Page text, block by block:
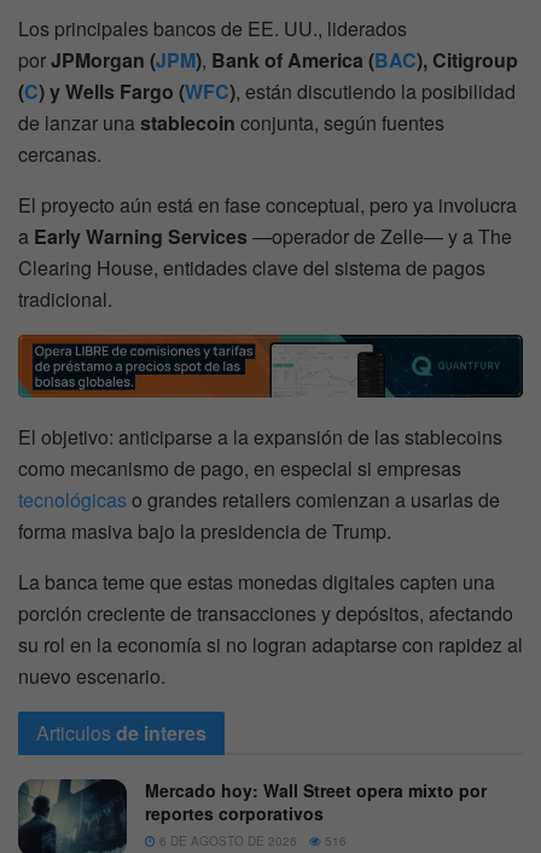
Los principales bancos de EE. UU., liderados
porJPMorgan (JPM), Bank of America (BAC), Citigroup
(C) y Wells Fargo (WFC), están discutiendo la posibilidad
de lanzar unastablecoin conjunta, según fuentes
cercanas.
El proyecto aún está en fase conceptual, pero ya involucra
a Early Warning Services —operador de Zelle— y a The
Clearing House, entidades clave del sistema de pagos
tradicional.
El objetivo: anticiparse a la expansión de las stablecoins
como mecanismo de pago, en especial si empresas
tecnológicaso grandes retailers comienzan a usarlas de
forma masiva bajo la presidencia de Trump.
La banca teme que estas monedas digitales capten una
porción creciente de transacciones y depósitos, afectando
su rol en la economía si no logran adaptarse con rapidez al
nuevo escenario.
Articulosde interes
Mercado hoy: Wall Street opera mixto por
reportes corporativos
6 DE AGOSTO DE 2026 516